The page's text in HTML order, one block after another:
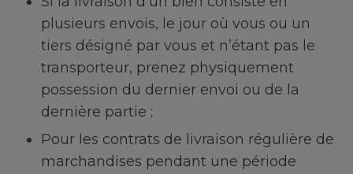
plusieurs envois, le jour où vous ou un
tiers désigné par vous et n’étant pas le
transporteur, prenez physiquement
possession du dernier envoi ou de la
dernière partie ;
Pour les contrats de livraison régulière de
marchandises pendant une période